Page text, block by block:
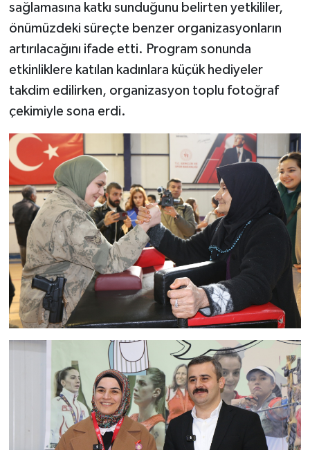
sağlamasına katkı sunduğunu belirten yetkililer,
önümüzdeki süreçte benzer organizasyonların
artırılacağını ifade etti. Program sonunda
etkinliklere katılan kadınlara küçük hediyeler
takdim edilirken, organizasyon toplu fotoğraf
çekimiyle sona erdi.